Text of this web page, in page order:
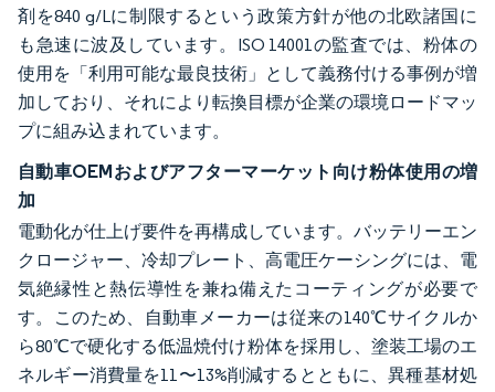
剤を840 g/Lに制限するという政策方針が他の北欧諸国に
も急速に波及しています。ISO 14001の監査では、粉体の
使用を「利用可能な最良技術」として義務付ける事例が増
加しており、それにより転換目標が企業の環境ロードマッ
プに組み込まれています。
自動車OEMおよびアフターマーケット向け粉体使用の増
加
電動化が仕上げ要件を再構成しています。バッテリーエン
クロージャー、冷却プレート、高電圧ケーシングには、電
気絶縁性と熱伝導性を兼ね備えたコーティングが必要で
す。このため、自動車メーカーは従来の140℃サイクルか
ら80℃で硬化する低温焼付け粉体を採用し、塗装工場のエ
ネルギー消費量を11〜13%削減するとともに、異種基材処